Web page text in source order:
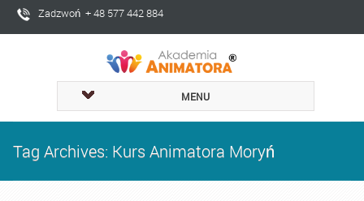
Zadzwoń + 48 577 442 884
MENU
Tag Archives: Kurs Animatora Moryń